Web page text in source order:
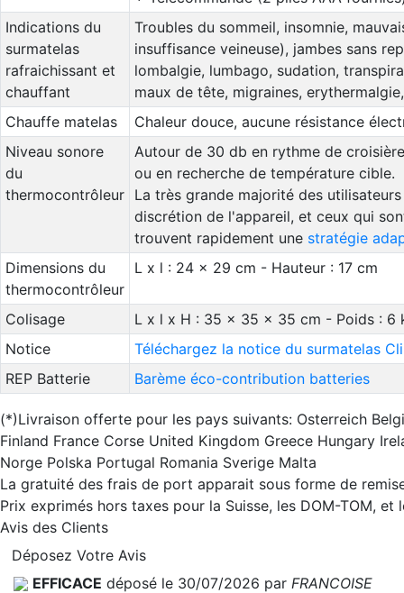
Indications du
surmatelas
rafraichissant et
chauffant
Troubles du sommeil, insomnie,
insuffisance veineuse), jambes sans
lombalgie, lumbago, sudation,
maux de tête, migraines,
Chauffe matelas
Chaleur douce, aucune résistance
Niveau sonore
du
thermocontrôleur
Autour de 30 db en rythme de
ou en recherche de température cible.
La très grande majorité des
discrétion de l'appareil, et ceux qui
trouvent rapidement une stratégie
Dimensions du
thermocontrôleur
L x l : 24 x 29 cm - Hauteur : 17 cm
Colisage
L x l x H : 35 x 35 x 35 cm - Poids : 6
Notice
Téléchargez la notice du surmatelas
REP Batterie
Barème éco-contribution batteries
(*)Livraison offerte pour les pays suivants: Osterreich
Finland France Corse United Kingdom Greece Hungary
Norge Polska Portugal Romania Sverige Malta
La gratuité des frais de port apparait sous forme de
Prix exprimés hors taxes pour la Suisse, les DOM-TOM,
Avis des Clients
Déposez Votre Avis
EFFICACE déposé le 30/07/2026 par FRANCOISE